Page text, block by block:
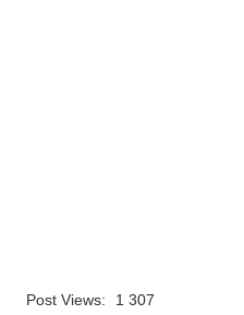
Post Views: 1 307